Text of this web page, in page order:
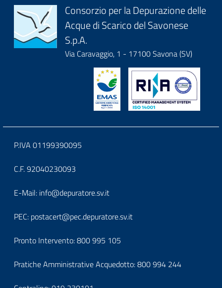
Block
it-
block-
logoeintestazionedelsito
Consorzio per la Depurazione delle
Acque di Scarico del Savonese
S.p.A.
Via Caravaggio, 1 - 17100 Savona (SV)
Block
it-
block-
footerindirizzo
P.IVA 01199390095
C.F. 92040230093
Block
it-
block-
footercontatti
E-Mail: info@depuratore.sv.it
PEC: postacert@pec.depuratore.sv.it
Pronto Intervento:800 995 105
Pratiche Amministrative Acquedotto:800 994 244